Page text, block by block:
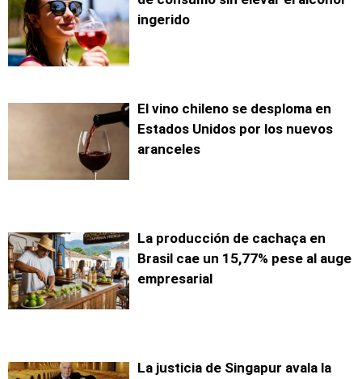
ingerido
El vino chileno se desploma en
Estados Unidos por los nuevos
aranceles
La producción de cachaça en
Brasil cae un 15,77% pese al auge
empresarial
La justicia de Singapur avala la